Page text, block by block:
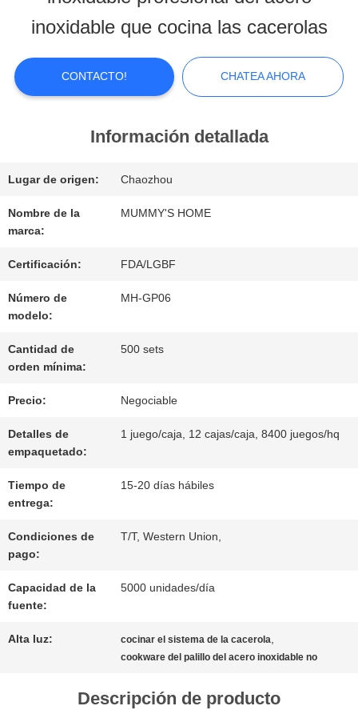
SOBRE
NOSOTROS
VIAJE
LA
FÁBRICA
CONTROL
DE
CALIDAD
ÉNTRENOS
EN
CONTACTO
CON
CASOS
inoxidable que cocina las cacerolas
CONTACTO! CHATEA AHORA
Información detallada
Lugar de origen: Chaozhou
Nombre de la
marca:
MUMMY'S HOME
Certificación: FDA/LGBF
Número de
modelo:
MH-GP06
Cantidad de
orden mínima:
500 sets
Precio: Negociable
Detalles de
empaquetado:
1 juego/caja, 12 cajas/caja, 8400 juegos/hq
Tiempo de
entrega:
15-20 días hábiles
Condiciones de
pago:
T/T, Western Union,
Capacidad de la
fuente:
5000 unidades/día
Alta luz: cocinar el sistema de la cacerola
cookware del palillo del acero inoxidable no
Descripción de producto